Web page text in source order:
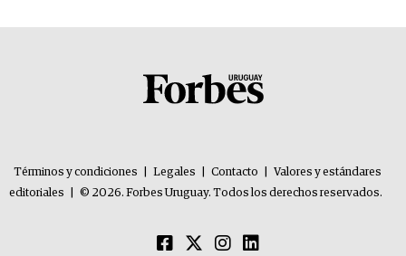
Términos y condiciones Legales Contacto
Valores y estándares
editoriales
© 2026. Forbes Uruguay. Todos los derechos reservados.